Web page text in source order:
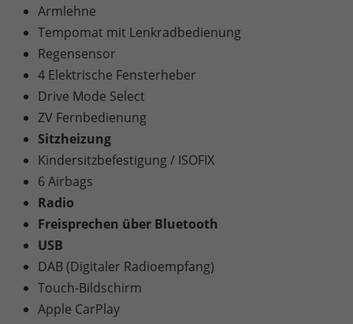
Armlehne
Tempomat mit Lenkradbedienung
Regensensor
4 Elektrische Fensterheber
Drive Mode Select
ZV Fernbedienung
Sitzheizung
Kindersitzbefestigung / ISOFIX
6 Airbags
Radio
Freisprechen über Bluetooth
USB
DAB (Digitaler Radioempfang)
Touch-Bildschirm
Apple CarPlay